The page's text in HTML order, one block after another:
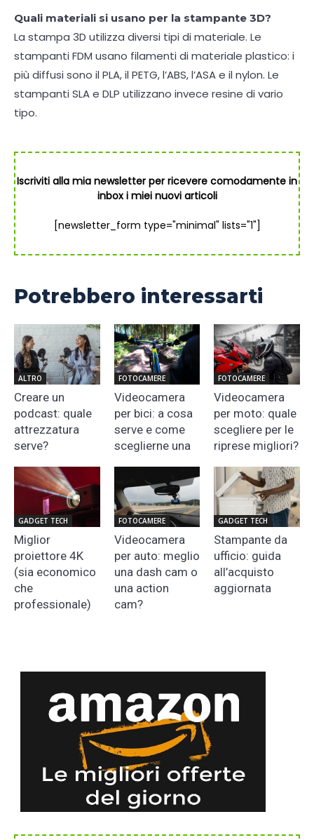
Quali materiali si usano per la stampante 3D?
La stampa 3D utilizza diversi tipi di materiale. Le
stampanti FDM usano filamenti di materiale plastico: i
più diffusi sono il PLA, il PETG, l’ABS, l’ASA e il nylon. Le
stampanti SLA e DLP utilizzano invece resine di vario
tipo.
Iscriviti alla mia newsletter per ricevere comodamente in
inbox i miei nuovi articoli
[newsletter_form type="minimal" lists="1"]
Potrebbero interessarti
ALTRO
Creare un
podcast: quale
attrezzatura
serve?
FOTOCAMERE
Videocamera
per bici: a cosa
serve e come
sceglierne una
FOTOCAMERE
Videocamera
per moto: quale
scegliere per le
riprese migliori?
GADGET TECH
Miglior
proiettore 4K
(sia economico
che
professionale)
FOTOCAMERE
Videocamera
per auto: meglio
una dash cam o
una action
cam?
GADGET TECH
Stampante da
ufficio: guida
all’acquisto
aggiornata